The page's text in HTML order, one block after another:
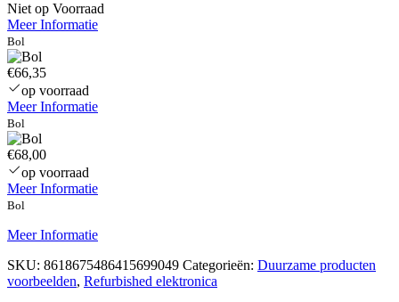
Niet op Voorraad
Meer Informatie
Bol
€66,35
op voorraad
Meer Informatie
Bol
€68,00
op voorraad
Meer Informatie
Bol
Meer Informatie
SKU: 8618675486415699049 Categorieën: Duurzame producten
voorbeelden, Refurbished elektronica